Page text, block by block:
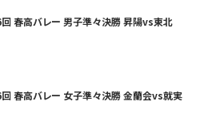
回 春高バレー 男子準々決勝 昇陽vs東北
回 春高バレー 女子準々決勝 金蘭会vs就実